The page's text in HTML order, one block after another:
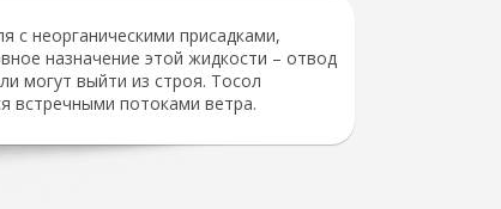
неорганическими присадками,
назначение этой жидкости – отвод
могут выйти из строя. Тосол
встречными потоками ветра.